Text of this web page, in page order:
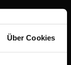
Über Cookies